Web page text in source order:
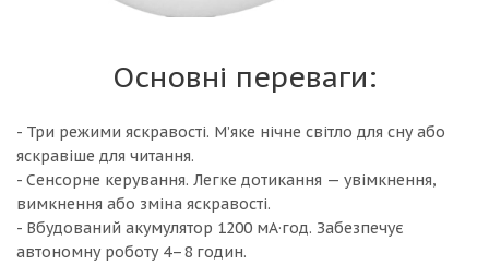
Основні переваги:
- Три режими яскравості. М’яке нічне світло для сну або
яскравіше для читання.
- Сенсорне керування. Легке дотикання — увімкнення,
вимкнення або зміна яскравості.
- Вбудований акумулятор 1200 мА·год. Забезпечує
автономну роботу 4–8 годин.